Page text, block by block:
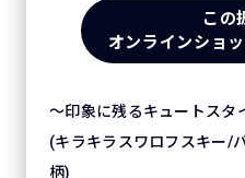
この
オンラインショ
～印象に残るキュートスタ
(キラキラスワロフスキー/
柄)